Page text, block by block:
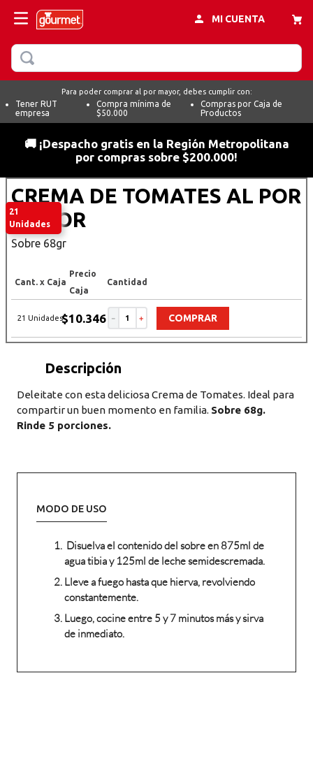
MI CUENTA
BUSCAR
Para poder comprar al por mayor, debes cumplir con:
Tener RUT
empresa
Compra mínima de
$50.000
Compras por Caja de
Productos
🚚 ¡Despacho gratis en la Región Metropolitana
por compras sobre $200.000!
21
Unidades
CREMA DE TOMATES AL POR
MAYOR
Sobre 68gr
Cant. x Caja
Precio
Caja
Cantidad
21 Unidades$10.346 ＋
－ COMPRAR
Descripción del producto
Deleitate con esta deliciosa Crema de Tomates. Ideal para
compartir un buen momento en familia. Sobre 68g.
Rinde 5 porciones.
MODO DE USO
Disuelva el contenido del sobre en 875ml de
agua tibia y 125ml de leche semidescremada.
Lleve a fuego hasta que hierva, revolviendo
constantemente.
Luego, cocine entre 5 y 7 minutos más y sirva
de inmediato.